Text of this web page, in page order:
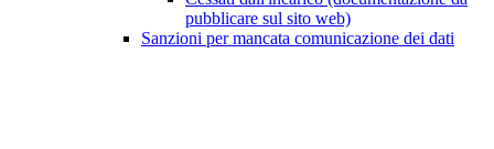
pubblicare sul sito web)
Sanzioni per mancata comunicazione dei dati